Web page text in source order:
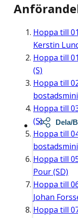
Hoppa till
Kerstin
Hoppa till
(S)
Hoppa till
Hoppa till
(S)
Hoppa till
Hoppa till
Pour (SD)
Hoppa till
Johan
Hoppa till
Dela/